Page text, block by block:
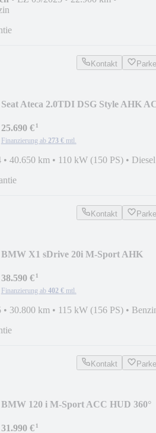
Kontakt
Seat Ateca 2.0TDI DSG Style AHK
25.690 €¹
Finanzierung ab 273 € mtl.
• 40.650 km • 110 kW (150 PS) • Diesel
Kontakt
BMW X1 sDrive 20i M-Sport AHK
38.590 €¹
Finanzierung ab 402 € mtl.
• 30.800 km • 115 kW (156 PS) •
Kontakt
BMW 120 i M-Sport ACC HUD 360°
31.990 €¹